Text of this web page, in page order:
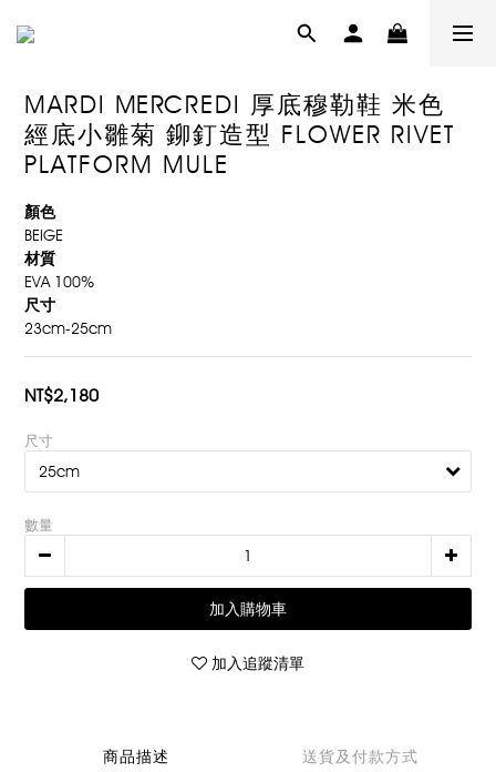
MARDI MERCREDI 厚底穆勒鞋 米色
經底小雛菊 鉚釘造型 FLOWER RIVET
PLATFORM MULE
顏色
BEIGE
材質
EVA 100%
尺寸
23cm-25cm
NT$2,180
尺寸
數量
加入購物車
加入追蹤清單
商品描述 送貨及付款方式